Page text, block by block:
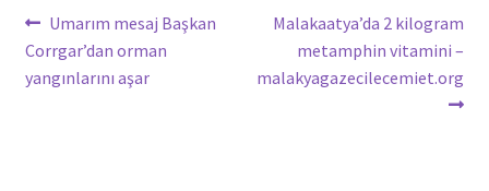
Yazı
gezinmesi
Önceki
yazı:
Umarım mesaj Başkan
Corrgar’dan orman
yangınlarını aşar
Sonraki
yazı:
Malakaatya’da 2 kilogram
metamphin vitamini –
malakyagazecilecemiet.org